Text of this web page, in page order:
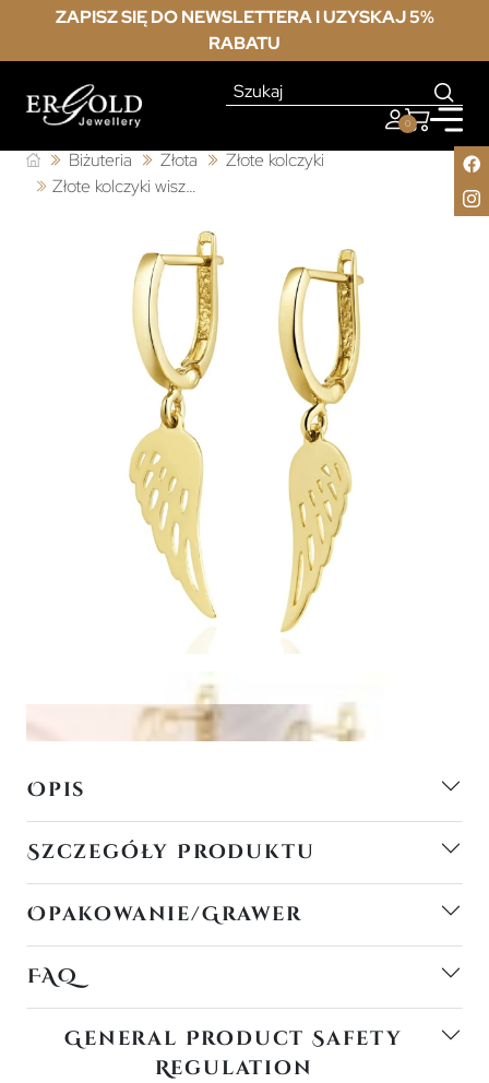
ZAPISZ SIĘ DO NEWSLETTERA I UZYSKAJ 5%
RABATU
0
Biżuteria Złota
Złote kolczyki
Złote kolczyki wiszące skrzydełka próba 333
Opis
Szczegóły Produktu
Opakowanie/Grawer
FAQ
General Product Safety
Regulation